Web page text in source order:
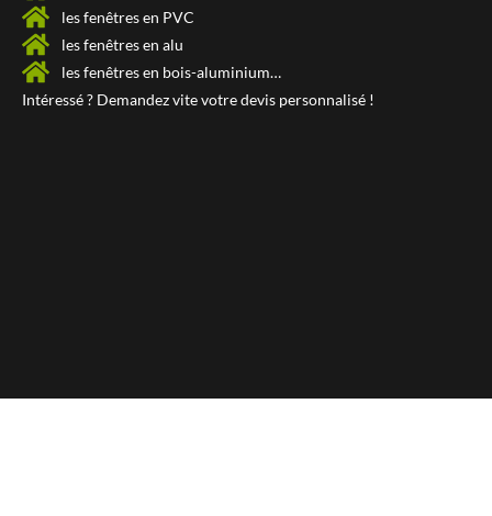
les fenêtres en PVC
les fenêtres en alu
les fenêtres en bois-aluminium…
Intéressé ? Demandez vite votredevis personnalisé !